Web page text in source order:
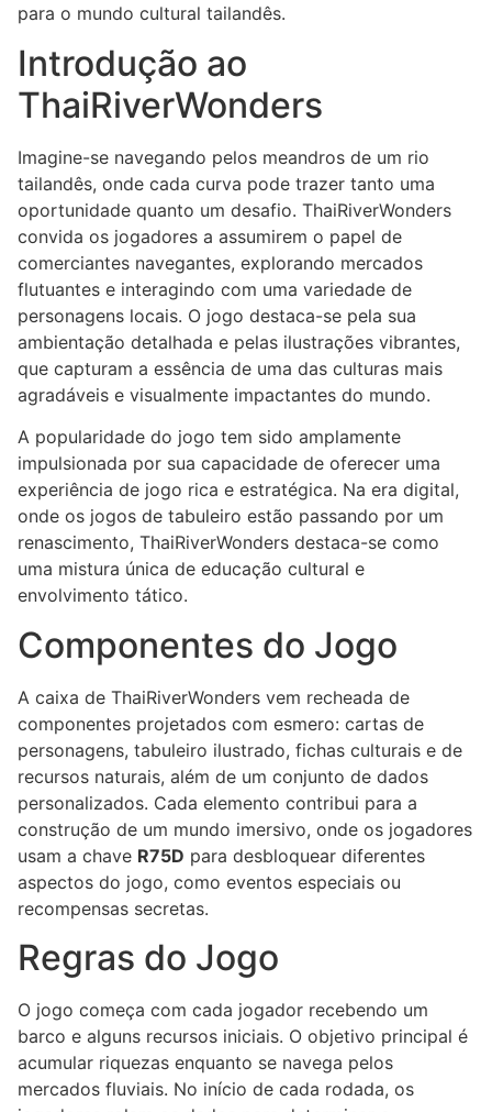
para o mundo cultural tailandês.
Introdução ao
ThaiRiverWonders
Imagine-se navegando pelos meandros de um rio
tailandês, onde cada curva pode trazer tanto uma
oportunidade quanto um desafio. ThaiRiverWonders
convida os jogadores a assumirem o papel de
comerciantes navegantes, explorando mercados
flutuantes e interagindo com uma variedade de
personagens locais. O jogo destaca-se pela sua
ambientação detalhada e pelas ilustrações vibrantes,
que capturam a essência de uma das culturas mais
agradáveis e visualmente impactantes do mundo.
A popularidade do jogo tem sido amplamente
impulsionada por sua capacidade de oferecer uma
experiência de jogo rica e estratégica. Na era digital,
onde os jogos de tabuleiro estão passando por um
renascimento, ThaiRiverWonders destaca-se como
uma mistura única de educação cultural e
envolvimento tático.
Componentes do Jogo
A caixa de ThaiRiverWonders vem recheada de
componentes projetados com esmero: cartas de
personagens, tabuleiro ilustrado, fichas culturais e de
recursos naturais, além de um conjunto de dados
personalizados. Cada elemento contribui para a
construção de um mundo imersivo, onde os jogadores
usam a chave R75D para desbloquear diferentes
aspectos do jogo, como eventos especiais ou
recompensas secretas.
Regras do Jogo
O jogo começa com cada jogador recebendo um
barco e alguns recursos iniciais. O objetivo principal é
acumular riquezas enquanto se navega pelos
mercados fluviais. No início de cada rodada, os